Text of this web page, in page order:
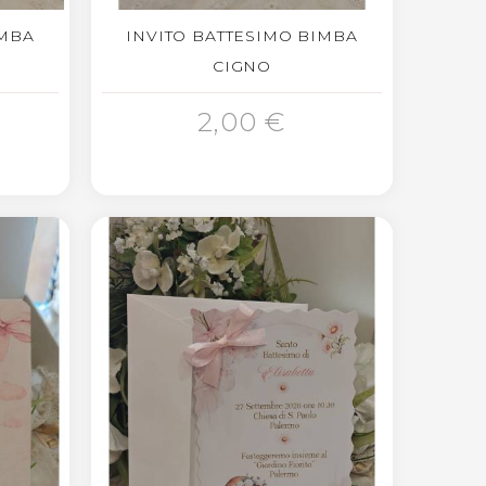
AGGIUNGI AL CARRELLO
INVITO BATTESIMO BIMBA
CIGNO
2,00 €